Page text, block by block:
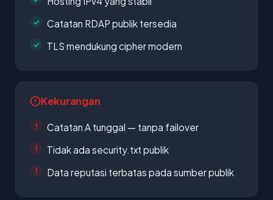
Catatan RDAP publik tersedia
TLS mendukung cipher modern
Kekurangan
Catatan A tunggal — tanpa failover
Tidak ada security.txt publik
Data reputasi terbatas pada sumber publik